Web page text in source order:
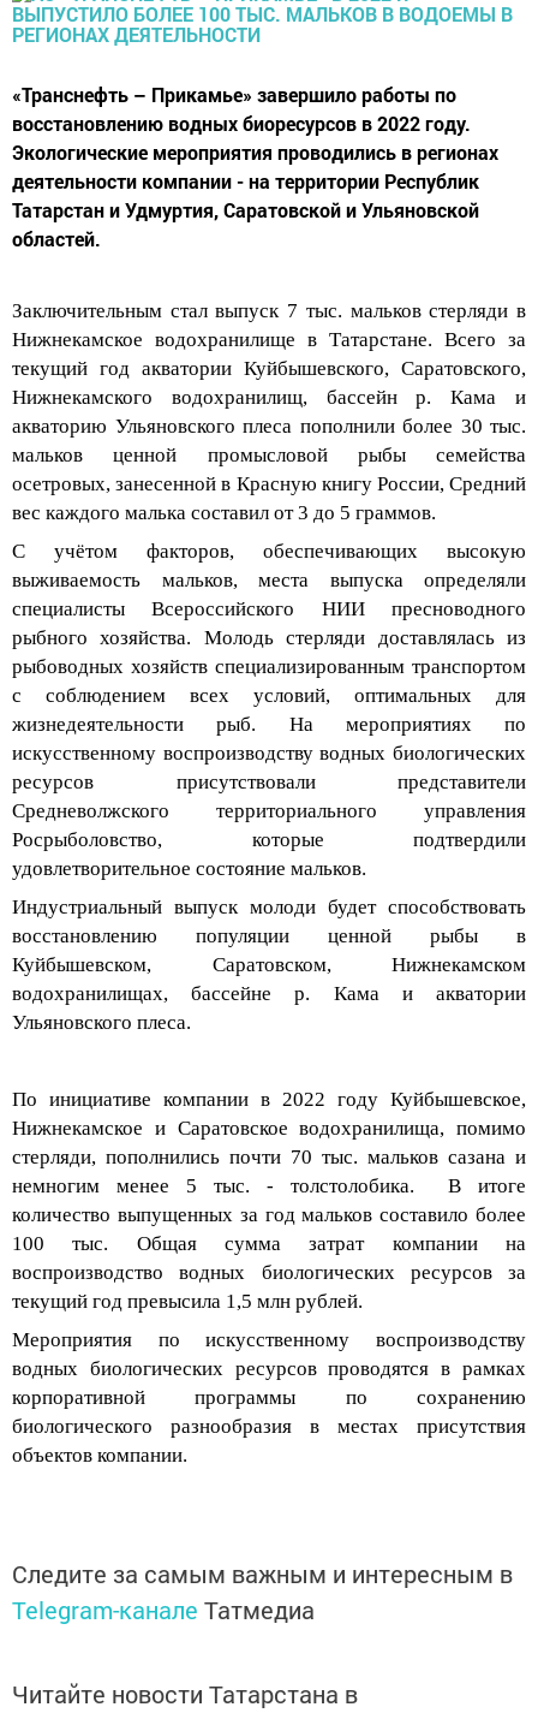
«Транснефть – Прикамье» завершило работы по
восстановлению водных биоресурсов в 2022 году.
Экологические мероприятия проводились в регионах
деятельности компании - на территории Республик
Татарстан и Удмуртия, Саратовской и Ульяновской
областей.
Заключительным стал выпуск 7 тыс. мальков стерляди в
Нижнекамское водохранилище в Татарстане. Всего за
текущий год акватории Куйбышевского, Саратовского,
Нижнекамского водохранилищ, бассейн р. Кама и
акваторию Ульяновского плеса пополнили более 30 тыс.
мальков ценной промысловой рыбы семейства
осетровых, занесенной в Красную книгу России, Средний
вес каждого малька составил от 3 до 5 граммов.
С учётом факторов, обеспечивающих высокую
выживаемость мальков, места выпуска определяли
специалисты Всероссийского НИИ пресноводного
рыбного хозяйства. Молодь стерляди доставлялась из
рыбоводных хозяйств специализированным транспортом
с соблюдением всех условий, оптимальных для
жизнедеятельности рыб. На мероприятиях по
искусственному воспроизводству водных биологических
ресурсов присутствовали представители
Средневолжского территориального управления
Росрыболовство, которые подтвердили
удовлетворительное состояние мальков.
Индустриальный выпуск молоди будет способствовать
восстановлению популяции ценной рыбы в
Куйбышевском, Саратовском, Нижнекамском
водохранилищах, бассейне р. Кама и акватории
Ульяновского плеса.
По инициативе компании в 2022 году Куйбышевское,
Нижнекамское и Саратовское водохранилища, помимо
стерляди, пополнились почти 70 тыс. мальков сазана и
немногим менее 5 тыс. - толстолобика. В итоге
количество выпущенных за год мальков составило более
100 тыс. Общая сумма затрат компании на
воспроизводство водных биологических ресурсов за
текущий год превысила 1,5 млн рублей.
Мероприятия по искусственному воспроизводству
водных биологических ресурсов проводятся в рамках
корпоративной программы по сохранению
биологического разнообразия в местах присутствия
объектов компании.
Следите за самым важным и интересным в
Telegram-канале Татмедиа
Читайте новости Татарстана в